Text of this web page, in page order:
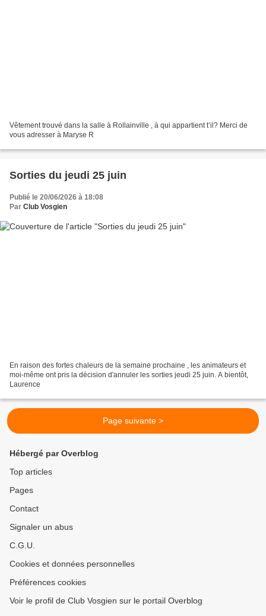
Vêtement trouvé dans la salle à Rollainville , à qui appartient t’il? Merci de
vous adresser à Maryse R
Sorties du jeudi 25 juin
Publié le 20/06/2026 à 18:08
Par Club Vosgien
En raison des fortes chaleurs de la semaine prochaine , les animateurs et
moi-même ont pris la décision d'annuler les sorties jeudi 25 juin. A bientôt,
Laurence
Page suivante >
Hébergé par Overblog
Top articles
Pages
Contact
Signaler un abus
C.G.U.
Cookies et données personnelles
Préférences cookies
Voir le profil de Club Vosgien sur le portail Overblog